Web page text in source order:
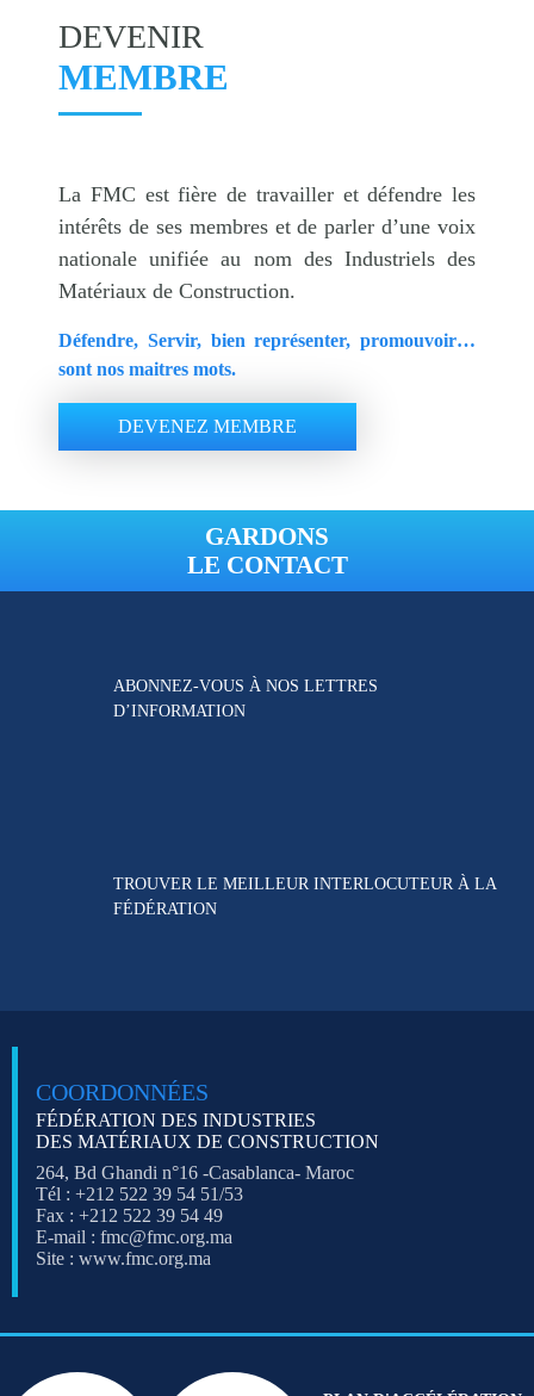
DEVENIR
MEMBRE
La FMC est fière de travailler et défendre les
intérêts de ses membres et de parler d’une voix
nationale unifiée au nom des Industriels des
Matériaux de Construction.
Défendre, Servir, bien représenter, promouvoir…
sont nos maitres mots.
DEVENEZ MEMBRE
GARDONS
LE CONTACT
ABONNEZ-VOUS À NOS LETTRES
D’INFORMATION
TROUVER LE MEILLEUR INTERLOCUTEUR À LA
FÉDÉRATION
COORDONNÉES
FÉDÉRATION DES INDUSTRIES
DES MATÉRIAUX DE CONSTRUCTION
264, Bd Ghandi n°16 -Casablanca- Maroc
Tél : +212 522 39 54 51/53
Fax : +212 522 39 54 49
E-mail : fmc@fmc.org.ma
Site : www.fmc.org.ma